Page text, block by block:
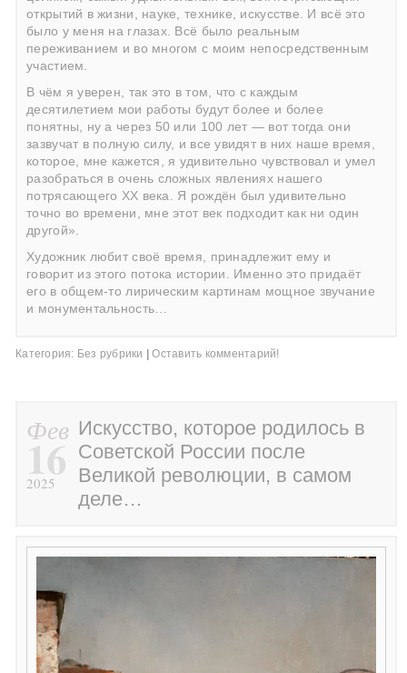
открытий в жизни, науке, технике, искусстве. И всё это
было у меня на глазах. Всё было реальным
переживанием и во многом с моим непосредственным
участием.
В чём я уверен, так это в том, что с каждым
десятилетием мои работы будут более и более
понятны, ну а через 50 или 100 лет — вот тогда они
зазвучат в полную силу, и все увидят в них наше время,
которое, мне кажется, я удивительно чувствовал и умел
разобраться в очень сложных явлениях нашего
потрясающего ХХ века. Я рождён был удивительно
точно во времени, мне этот век подходит как ни один
другой».
Художник любит своё время, принадлежит ему и
говорит из этого потока истории. Именно это придаёт
его в общем-то лирическим картинам мощное звучание
и монументальность…
Категория: Без рубрики Оставить комментарий!
Фев
16
2025
Искусство, которое родилось в
Советской России после
Великой революции, в самом
деле…